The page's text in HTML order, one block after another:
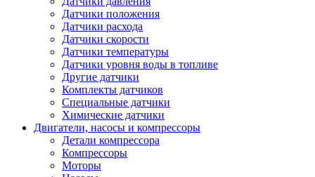
Датчики положения
Датчики расхода
Датчики скорости
Датчики температуры
Датчики уровня воды в топливе
Другие датчики
Комплекты датчиков
Специальные датчики
Химические датчики
Двигатели, насосы и компрессоры
Детали компрессора
Компрессоры
Моторы